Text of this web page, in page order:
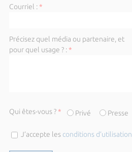
Courriel :*
Précisez quel média ou partenaire, et
pour quel usage ? :*
Qui êtes-vous ?* Privé Presse
J’accepte les conditions d’utilisation